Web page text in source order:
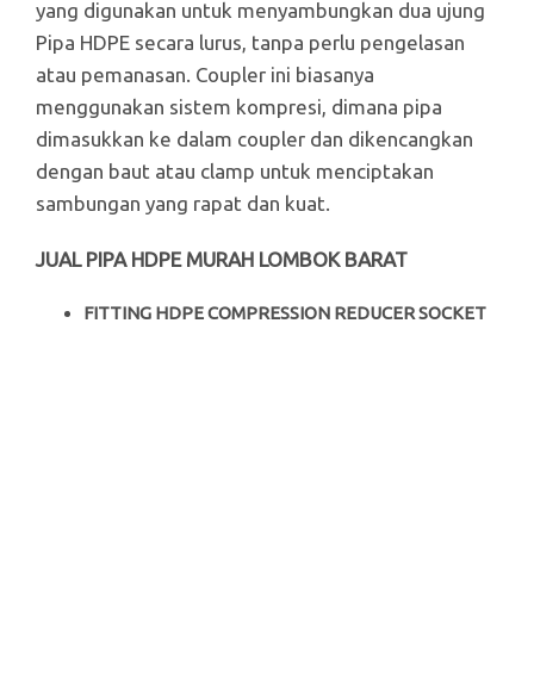
yang digunakan untuk menyambungkan dua ujung
Pipa HDPE secara lurus, tanpa perlu pengelasan
atau pemanasan. Coupler ini biasanya
menggunakan sistem kompresi, dimana pipa
dimasukkan ke dalam coupler dan dikencangkan
dengan baut atau clamp untuk menciptakan
sambungan yang rapat dan kuat.
JUAL PIPA HDPE MURAH LOMBOK BARAT
FITTING HDPE COMPRESSION REDUCER SOCKET